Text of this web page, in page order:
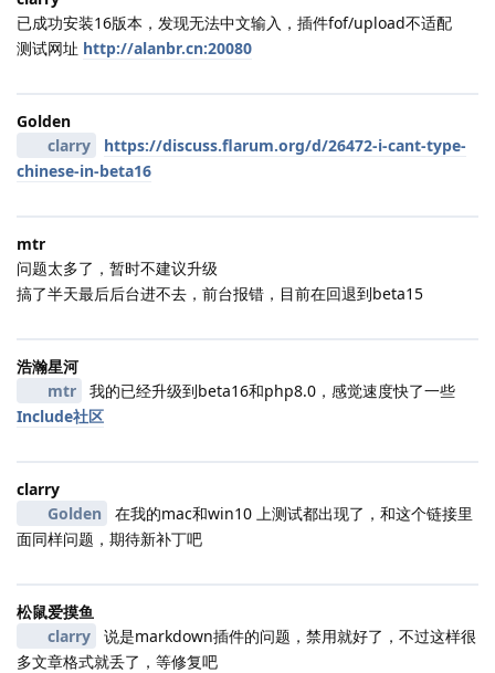
已成功安装16版本，发现无法中文输入，插件fof/upload不适配
测试网址 http://alanbr.cn:20080
Golden
clarry
https://discuss.flarum.org/d/26472-i-cant-type-
chinese-in-beta16
mtr
问题太多了，暂时不建议升级
搞了半天最后后台进不去，前台报错，目前在回退到beta15
浩瀚星河
mtr
我的已经升级到beta16和php8.0，感觉速度快了一些
Include社区
clarry
Golden
在我的mac和win10 上测试都出现了，和这个链接里
面同样问题，期待新补丁吧
松鼠爱摸鱼
clarry
说是markdown插件的问题，禁用就好了，不过这样很
多文章格式就丢了，等修复吧